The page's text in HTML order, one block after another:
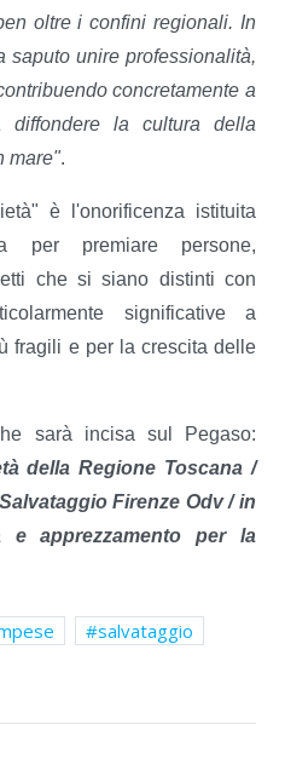
oltre i confini regionali. In
saputo unire professionalità,
concretamente a
la cultura della
mare".
è l'onorificenza istituita
per premiare persone,
che si siano distinti con
significative a
fragili e per la crescita delle
sarà incisa sul Pegaso:
della Regione Toscana /
Firenze Odv / in
e apprezzamento per la
salvataggio